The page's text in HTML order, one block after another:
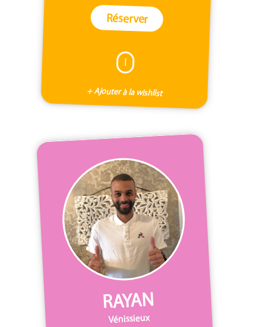
Réserver
I
+ Ajouter à la wishlist
RAYAN
Vénissieux